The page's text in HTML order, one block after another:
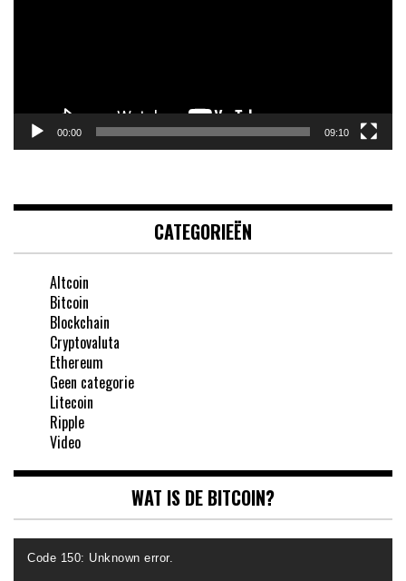
00:00 09:10
CATEGORIEËN
Altcoin
Bitcoin
Blockchain
Cryptovaluta
Ethereum
Geen categorie
Litecoin
Ripple
Video
WAT IS DE BITCOIN?
Videospeler
Code 150: Unknown error.